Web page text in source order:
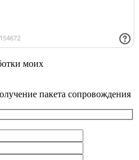
моих
пакета сопровождения